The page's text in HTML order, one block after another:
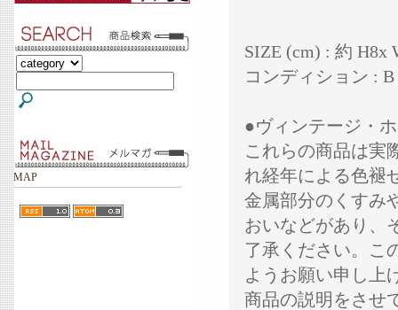
MAP
SIZE (cm) : 約 H8x
コンディション : B
●ヴィンテージ・
これらの商品は実
れ経年による色褪
金属部分のくすみ
おいなどがあり、
了承ください。こ
ようお願い申し上
商品の説明をさせ